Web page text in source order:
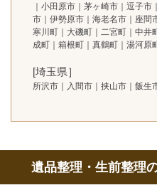
｜小田原市｜茅ヶ崎市｜逗子
市｜伊勢原市｜海老名市｜座間
寒川町｜大磯町｜二宮町｜中井
成町｜箱根町｜真鶴町｜湯河原
[埼玉県］
所沢市｜入間市｜挟山市｜飯生
遺品整理・生前整理